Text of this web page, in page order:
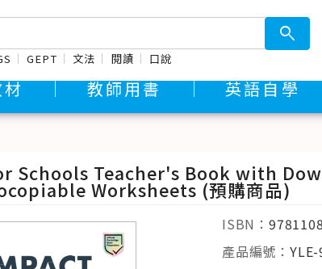
search
GEPT 文法 閱讀 口說
材 教師用書 英語自學
Schools Teacher's Book with
Worksheets (預購商品)
ISBN：
產品編號：